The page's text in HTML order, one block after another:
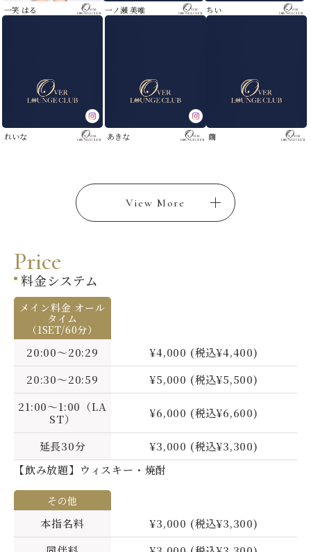
一笑 はる 一ノ瀬 美唯 ちい
れいな あきな 繭
View More
Price
料金システム
メイン料金 オール
タイム
（1SET/60分）
20:00～20:29
¥4,000 (税込¥4,400)
20:30〜20:59
¥5,000 (税込¥5,500)
21:00～1:00（LA
ST）
¥6,000 (税込¥6,600)
延長30分
¥3,000 (税込¥3,300)
【飲み放題】ウィスキー・焼酎
その他
本指名料
¥3,000 (税込¥3,300)